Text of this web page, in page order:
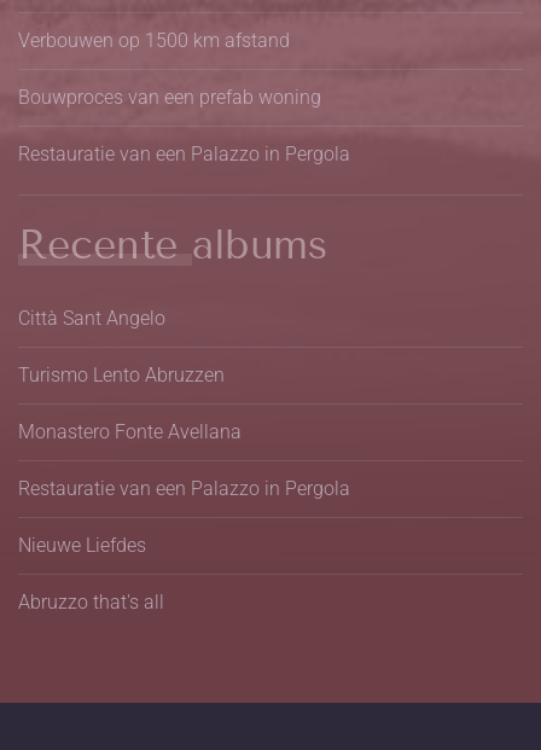
Verbouwen op 1500 km afstand
Bouwproces van een prefab woning
Restauratie van een Palazzo in Pergola
Recente albums
Città Sant Angelo
Turismo Lento Abruzzen
Monastero Fonte Avellana
Restauratie van een Palazzo in Pergola
Nieuwe Liefdes
Abruzzo that's all